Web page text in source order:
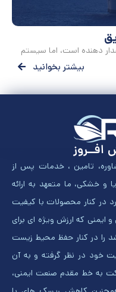
دهنده است، اما سیستم
بیشتر بخوانید
افــروز
تامین ، خدمات پس از
و خشکی، ما متعهد به ارائه
در کنار محصولات با کیفیت
و ایمنی که ارزش ویژه ای برای
را در کنار حفظ محیط زیست
خود در نظر گرفته و به آن
به خط مقدم صنعت ایمنی،